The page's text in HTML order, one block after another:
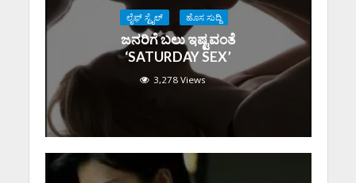
ಲೈಫ್ ಸ್ಟೈಲ್ ಹೊಸ ಸುದ್ದಿ
ಜನರಿಗೆ ಬಲು ಇಷ್ಟವಂತೆ
‘SATURDAY SEX’
3,278 Views